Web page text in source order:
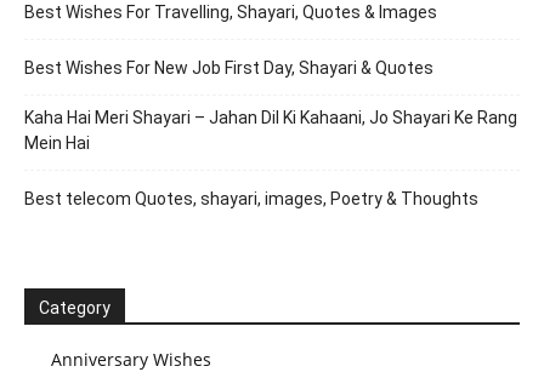
Best Wishes For Travelling, Shayari, Quotes & Images
Best Wishes For New Job First Day, Shayari & Quotes
Kaha Hai Meri Shayari – Jahan Dil Ki Kahaani, Jo Shayari Ke Rang
Mein Hai
Best telecom Quotes, shayari, images, Poetry & Thoughts
Category
Anniversary Wishes